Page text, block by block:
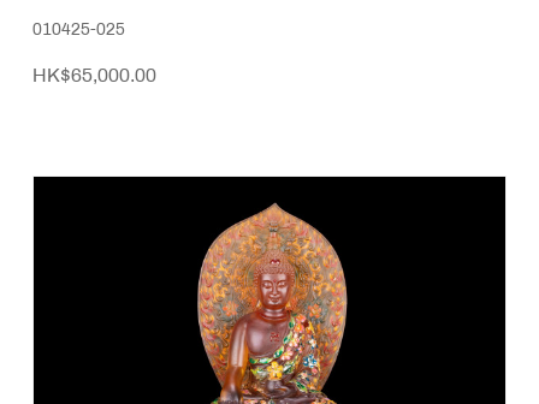
010425-025
HK$65,000.00